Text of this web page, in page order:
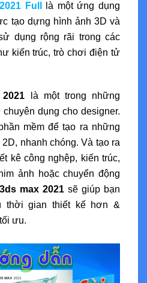
Full
là một ứng dụng
tạo dựng hình ảnh 3D và
dụng rộng rãi trong các
kiến trúc, trò chơi điện tử
là một trong những
dụng cho designer.
mềm để tạo ra những
nhanh chóng. Và tạo ra
kê công nghệp, kiến trúc,
ảnh hoặc chuyển động
3ds max 2021 sẽ giúp bạn
thời gian thiết kế hơn &
ưu.